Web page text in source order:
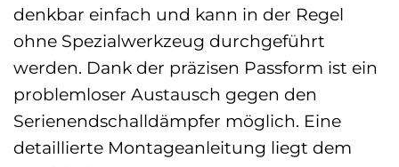
denkbar einfach und kann in der Regel
ohne Spezialwerkzeug durchgeführt
werden. Dank der präzisen Passform ist ein
problemloser Austausch gegen den
Serienendschalldämpfer möglich. Eine
detaillierte Montageanleitung liegt dem